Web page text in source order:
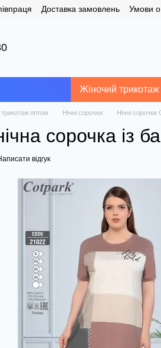
контенту Доставка замовлень Умови
Жіночий
оптом Нічні сорочки Нічні сорочки
сорочка із
відгук